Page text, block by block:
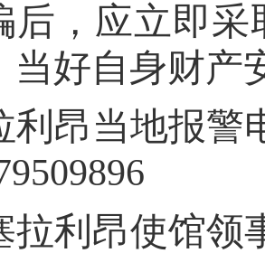
后，应立即
当好自身财产
利昂当地报警
拉利昂使馆领